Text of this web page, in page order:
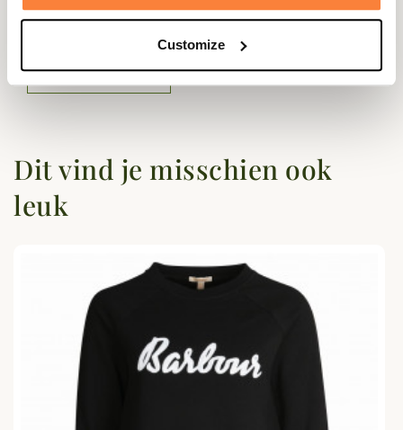
Customize
Questions (FAQs)
Poser une question
Dit vind je misschien ook
leuk